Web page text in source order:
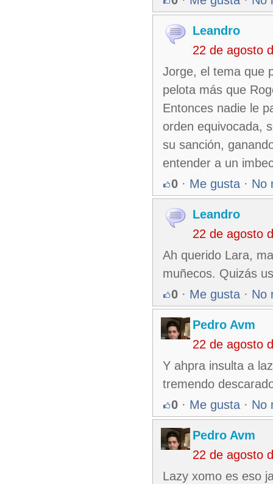
Leandro
22 de agosto
Jorge, el tema que
pelota más que
Entonces nadie le
orden equivocada,
su sanción,
entender a un
0 · Me gusta · No
Leandro
22 de agosto
Ah querido Lara,
muñecos. Quizás
0 · Me gusta · No
Pedro Avm
22 de agosto
Y ahpra insulta a
tremendo
0 · Me gusta · No
Pedro Avm
22 de agosto
Lazy xomo es eso